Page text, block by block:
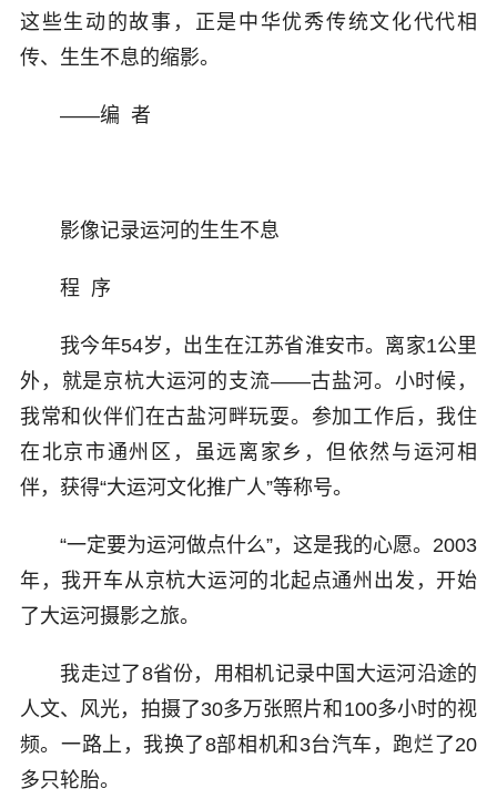
这些生动的故事，正是中华优秀传统文化代代相
传、生生不息的缩影。
——编 者
影像记录运河的生生不息
程 序
我今年54岁，出生在江苏省淮安市。离家1公里
外，就是京杭大运河的支流——古盐河。小时候，
我常和伙伴们在古盐河畔玩耍。参加工作后，我住
在北京市通州区，虽远离家乡，但依然与运河相
伴，获得“大运河文化推广人”等称号。
“一定要为运河做点什么”，这是我的心愿。2003
年，我开车从京杭大运河的北起点通州出发，开始
了大运河摄影之旅。
我走过了8省份，用相机记录中国大运河沿途的
人文、风光，拍摄了30多万张照片和100多小时的视
频。一路上，我换了8部相机和3台汽车，跑烂了20
多只轮胎。